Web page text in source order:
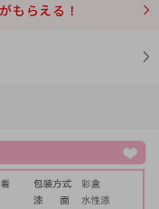
もらえる！